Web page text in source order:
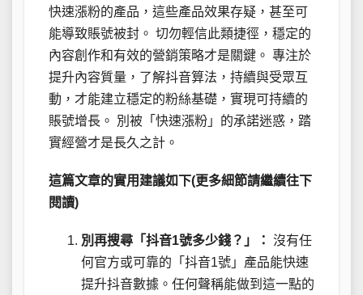
快速漲粉的產品，這些產品效果存疑，甚至可
能導致賬號被封。 切勿輕信此類捷徑，穩定的
內容創作和有效的營銷策略才是關鍵。 專注於
提升內容質量，了解抖音算法，持續與受眾互
動，才能建立穩定的粉絲基礎，實現可持續的
賬號增長。 別被「快速漲粉」的承諾迷惑，踏
實經營才是長久之計。
這篇文章的實用建議如下(更多細節請繼續往下
閱讀)
別再搜尋「抖音1號多少錢？」： 沒有任
何官方或可靠的「抖音1號」產品能快速
提升抖音數據。任何聲稱能做到這一點的